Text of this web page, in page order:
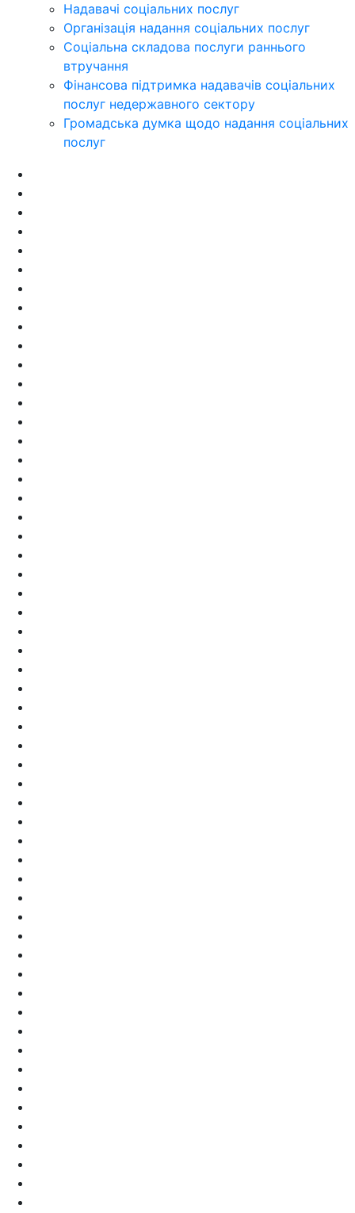
Надавачі соціальних послуг
Організація надання соціальних послуг
Соціальна складова послуги раннього
втручання
Фінансова підтримка надавачів соціальних
послуг недержавного сектору
Громадська думка щодо надання соціальних
послуг